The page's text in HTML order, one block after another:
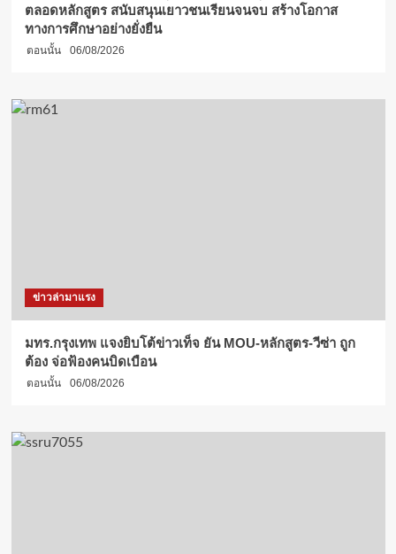
ตลอดหลักสูตร สนับสนุนเยาวชนเรียนจนจบ สร้างโอกาส
ทางการศึกษาอย่างยั่งยืน
ตอนนั้น 06/08/2026
ข่าวล่ามาแรง
มทร.กรุงเทพ แจงยิบโต้ข่าวเท็จ ยัน MOU-หลักสูตร-วีซ่า ถูก
ต้อง จ่อฟ้องคนบิดเบือน
ตอนนั้น 06/08/2026